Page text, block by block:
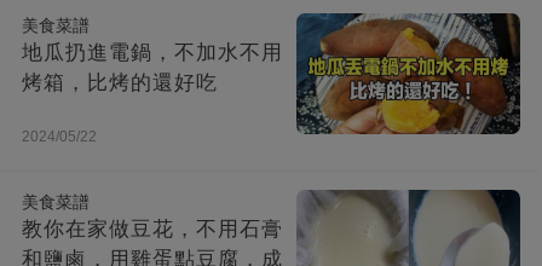
美食菜譜
地瓜扔進電鍋，不加水不用
烤箱，比烤的還好吃
2024/05/22
美食菜譜
教你在家做豆花，不用石膏
和鹽鹵，用雞蛋點豆腐，成